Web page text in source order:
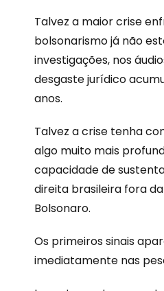
Talvez a maior crise
bolsonarismo já não
investigações, nos
desgaste jurídico
anos.
Talvez a crise tenha
algo muito mais
capacidade de
direita brasileira fora
Bolsonaro.
Os primeiros sinais
imediatamente nas